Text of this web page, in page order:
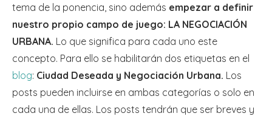
tema de la ponencia, sino además empezar a definir
nuestro propio campo de juego: LA NEGOCIACIÓN
URBANA. Lo que significa para cada uno este
concepto. Para ello se habilitarán dos etiquetas en el
blog: Ciudad Deseada y Negociación Urbana. Los
posts pueden incluirse en ambas categorías o solo en
cada una de ellas. Los posts tendrán que ser breves y